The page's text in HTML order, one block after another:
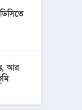
আর